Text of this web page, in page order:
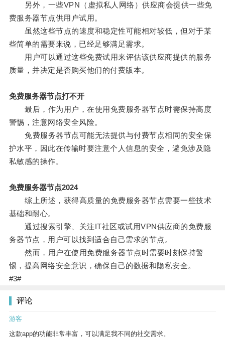
另外，一些VPN（虚拟私人网络）供应商会提供一些免
费服务器节点供用户试用。
虽然这些节点的速度和稳定性可能相对较低，但对于某
些简单的需要来说，已经足够满足需求。
用户可以通过这些免费试用来评估该供应商提供的服务
质量，并决定是否购买他们的付费版本。
免费服务器节点打不开
最后，作为用户，在使用免费服务器节点时需保持高度
警惕，注意网络安全风险。
免费服务器节点可能无法提供与付费节点相同的安全保
护水平，因此在传输时要注意个人信息的安全，避免涉及隐
私敏感的操作。
免费服务器节点2024
综上所述，获得高质量的免费服务器节点需要一些技术
基础和耐心。
通过搜索引擎、关注IT社区或试用VPN供应商的免费服
务器节点，用户可以找到适合自己需求的节点。
然而，用户在使用免费服务器节点时需要时刻保持警
惕，提高网络安全意识，确保自己的数据和隐私安全。
#3#
评论
游客
这款app的功能非常丰富，可以满足我不同的社交需求。